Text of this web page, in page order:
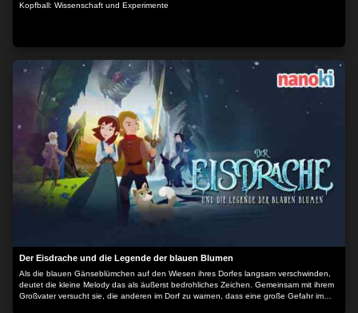
Kopfball: Wissenschaft und Experimente
Der Eisdrache und die Legende der blauen Blumen
Als die blauen Gänseblümchen auf den Wiesen ihres Dorfes langsam verschwinden,
deutet die kleine Melody das als äußerst bedrohliches Zeichen. Gemeinsam mit ihrem
Großvater versucht sie, die anderen im Dorf zu warnen, dass eine große Gefahr im